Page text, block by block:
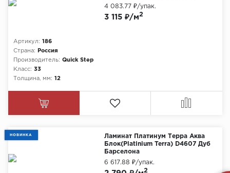
лакированная
Артикул: 186
Страна:
Россия
Производитель: Quick Step
Класс: 33
Толщина, мм: 12
3 115 ₽/м2
4 083.77 ₽/упак.
НОВИНКА
Ламинат Платинум Терра Аква
Блок(Platinium Terra) D4607 Дуб
Барселона
2
6 617.88 ₽/упак.